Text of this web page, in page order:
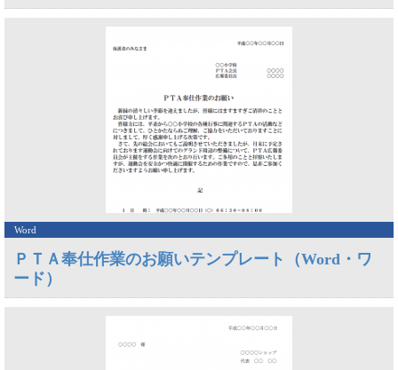
Word
ＰＴＡ奉仕作業のお願いテンプレート（Word・ワ
ード）